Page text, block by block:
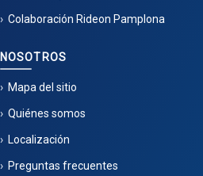
Colaboración Rideon Pamplona
NOSOTROS
Mapa del sitio
Quiénes somos
Localización
Preguntas frecuentes